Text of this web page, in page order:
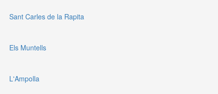
Sant Carles de la Rapita
Els Muntells
L'Ampolla